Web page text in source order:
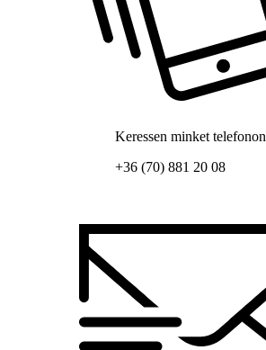
Keressen minket telefonon
+36 (70) 881 20 08